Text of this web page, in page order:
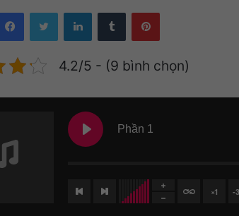
4.2/5 - (9 bình chọn)
Phần 1
×1 -